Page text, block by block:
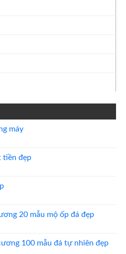
máy
tiền đẹp
20 mẫu mộ ốp đá đẹp
100 mẫu đá tự nhiên đẹp